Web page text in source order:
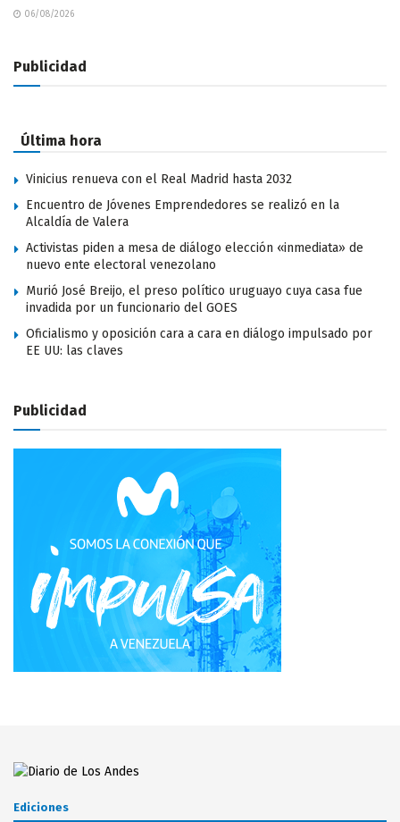
06/08/2026
Publicidad
Última hora
Vinicius renueva con el Real Madrid hasta 2032
Encuentro de Jóvenes Emprendedores se realizó en la
Alcaldía de Valera
Activistas piden a mesa de diálogo elección «inmediata» de
nuevo ente electoral venezolano
Murió José Breijo, el preso político uruguayo cuya casa fue
invadida por un funcionario del GOES
Oficialismo y oposición cara a cara en diálogo impulsado por
EE UU: las claves
Publicidad
Ediciones